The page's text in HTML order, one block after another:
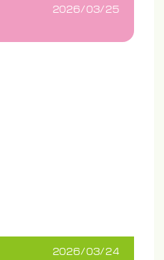
2026/03/25
2026/03/24